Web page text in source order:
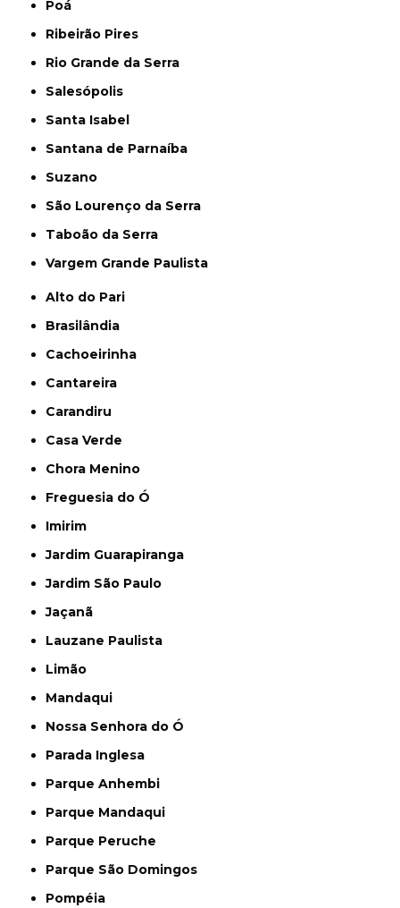
Poá
Ribeirão Pires
Rio Grande da Serra
Salesópolis
Santa Isabel
Santana de Parnaíba
Suzano
São Lourenço da Serra
Taboão da Serra
Vargem Grande Paulista
Alto do Pari
Brasilândia
Cachoeirinha
Cantareira
Carandiru
Casa Verde
Chora Menino
Freguesia do Ó
Imirim
Jardim Guarapiranga
Jardim São Paulo
Jaçanã
Lauzane Paulista
Limão
Mandaqui
Nossa Senhora do Ó
Parada Inglesa
Parque Anhembi
Parque Mandaqui
Parque Peruche
Parque São Domingos
Pompéia